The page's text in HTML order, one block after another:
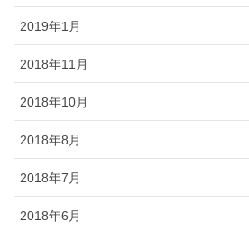
2019年1月
2018年11月
2018年10月
2018年8月
2018年7月
2018年6月